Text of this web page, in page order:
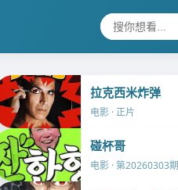
拉克西米炸弹
电影 · 正片
碰杯哥
电影 · 第20260303期